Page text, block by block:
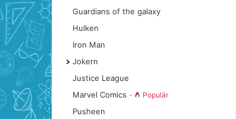
Guardians of the galaxy
Hulken
Iron Man
Jokern
Justice League
Marvel Comics - Populär
Pusheen